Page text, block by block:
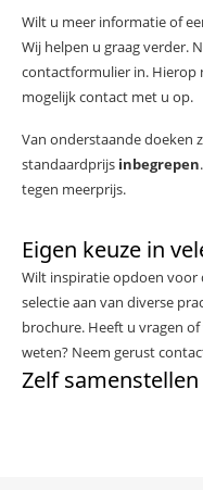
Wilt u meer informatie of
Wij helpen u graag verder.
contactformulier in. Hierop
mogelijk contact met u op.
Van onderstaande doeken
standaardprijs inbegrepen
tegen meerprijs.
Eigen keuze in
Wilt inspiratie opdoen voor
selectie aan van diverse
brochure. Heeft u vragen
weten? Neem gerust
Zelf samenstellen